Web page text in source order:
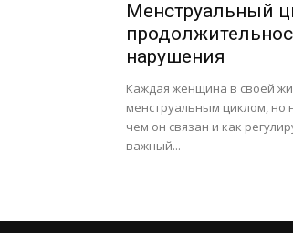
Менструальный
нарушения
Каждая женщина в своей
менструальным циклом, но
чем он связан и как
важный...